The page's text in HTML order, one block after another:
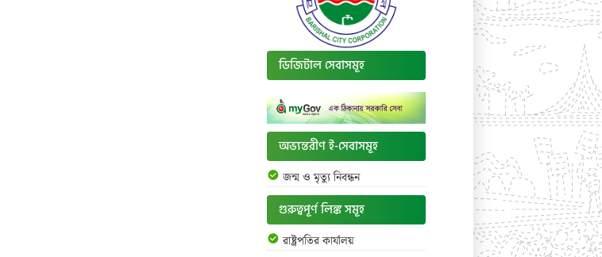
ডিজিটাল সেবাসমূহ
অভ্যন্তরীণ ই-সেবাসমূহ
জন্ম ও মৃত্যু নিবন্ধন
গুরুত্বপূর্ণ লিঙ্ক সমূহ
রাষ্ট্রপতির কার্যালয়